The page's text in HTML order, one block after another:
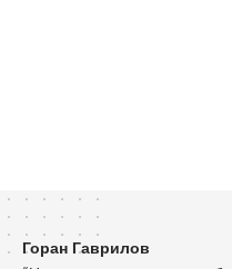
Горан Гаврилов